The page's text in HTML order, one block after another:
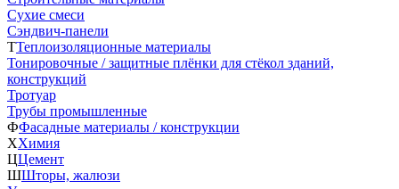
Сухие смеси
Сэндвич-панели
ТТеплоизоляционные материалы
Тонировочные / защитные плёнки для стёкол зданий,
конструкций
Тротуар
Трубы промышленные
ФФасадные материалы / конструкции
ХХимия
ЦЦемент
ШШторы, жалюзи